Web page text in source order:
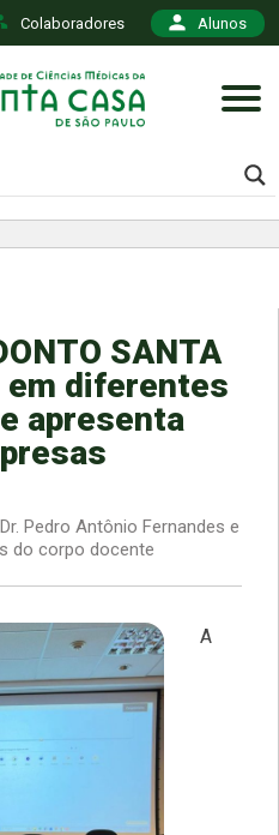
Colaboradores Alunos
SANTA
em diferentes
apresenta
Pedro Antônio Fernandes e
do corpo docente
A